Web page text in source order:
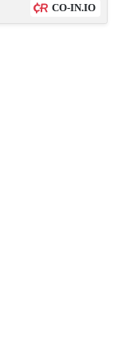
CO-IN.IO